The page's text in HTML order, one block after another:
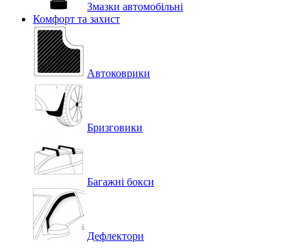
Змазки автомобільні
Комфорт та захист
Автоковрики
Бризговики
Багажні бокси
Дефлектори